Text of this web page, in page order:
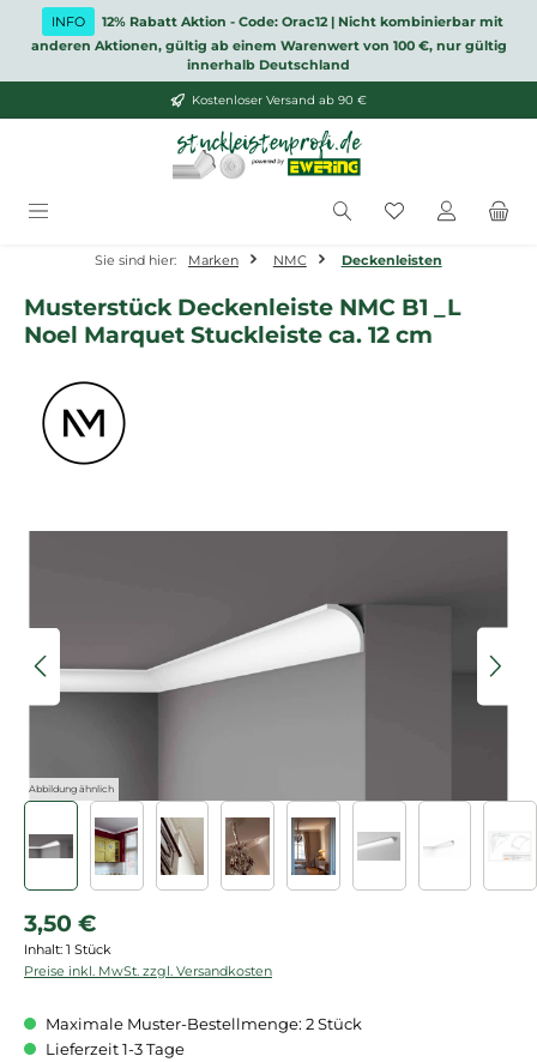
Zum Hauptinhalt springen
INFO
12% Rabatt Aktion - Code: Orac12 | Nicht kombinierbar mit
anderen Aktionen, gültig ab einem Warenwert von 100 €, nur gültig
innerhalb Deutschland
Kostenloser Versand ab 90 €
Du hast 0
Sie sind hier: Marken NMC Deckenleisten
Musterstück Deckenleiste NMC B1 _L
Noel Marquet Stuckleiste ca. 12 cm
Abbildung ähnlich
Regulärer Preis:
3,50 €
Inhalt: 1 Stück
Preise inkl. MwSt. zzgl. Versandkosten
Maximale Muster-Bestellmenge: 2 Stück
Lieferzeit 1-3 Tage